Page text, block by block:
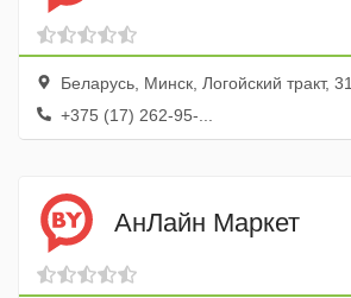
Беларусь, Минск, Логойский тракт, 31
+375 (17) 262-95-...
АнЛайн Маркет